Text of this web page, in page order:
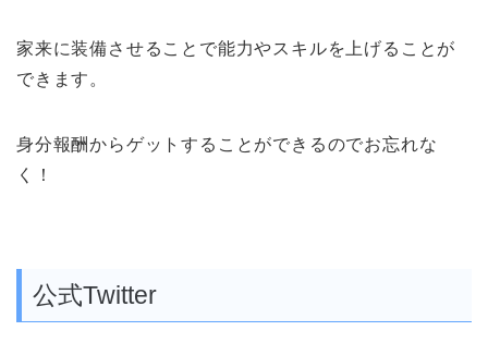
家来に装備させることで能力やスキルを上げることが
できます。
身分報酬からゲットすることができるのでお忘れな
く！
公式Twitter